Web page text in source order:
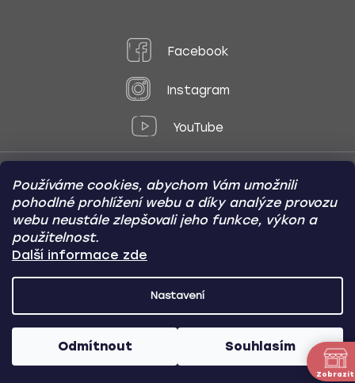
Používáme cookies, abychom Vám umožnili
pohodlné prohlížení webu a díky analýze provozu
webu neustále zlepšovali jeho funkce, výkon a
použitelnost.
Další informace zde
Nastavení
Odmítnout Souhlasím
Facebook
Instagram
YouTube
Způsoby platby:
Online
Převod
Dobírka
Copyright (c) 2012 -2026 CARVIN AUTODOPLŇKY- Všechna
Nakódoval Pavel Kuneš
Zobrazit